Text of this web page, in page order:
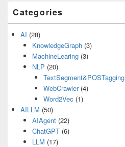
Categories
AI (28)
KnowledgeGraph(3)
MachineLearing(3)
NLP (20)
TextSegment&POSTagging
WebCrawler(4)
Word2Vec (1)
AILLM (50)
AIAgent(22)
ChatGPT(6)
LLM (17)